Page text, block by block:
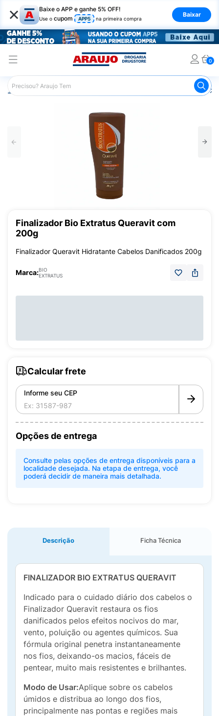
× Baixe o APP e ganhe 5% OFF!
Use o cupom APP5 na primeira compra
Baixar
0
Araujo Cabelo Creme para Pentear
Finalizador Bio Extratus Queravit com
200g
Finalizador Queravit Hidratante Cabelos Danificados 200g
Marca:BIO
EXTRATUS
Calcular frete
Informe seu CEP
Opções de entrega
Consulte pelas opções de entrega disponíveis para a
localidade desejada. Na etapa de entrega, você
poderá decidir de maneira mais detalhada.
Descrição Ficha Técnica
FINALIZADOR BIO EXTRATUS QUERAVIT
Indicado para o cuidado diário dos cabelos o
Finalizador Queravit restaura os fios
danificados pelos efeitos nocivos do mar,
vento, poluição ou agentes químicos. Sua
fórmula original penetra instantaneamente
nos fios, deixando-os macios, fáceis de
pentear, muito mais resistentes e brilhantes.
Modo de Usar:Aplique sobre os cabelos
úmidos e distribua ao longo dos fios,
principalmente nas pontas e regiões mais